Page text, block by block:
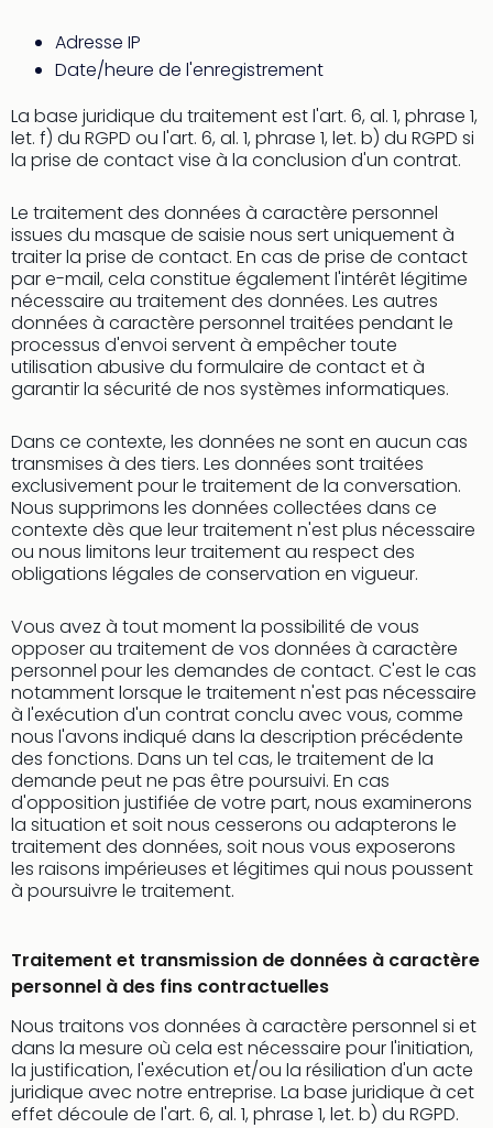
Adresse IP
Date/heure de l'enregistrement
La base juridique du traitement est l'art. 6, al. 1, phrase 1,
let. f) du RGPD ou l'art. 6, al. 1, phrase 1, let. b) du RGPD si
la prise de contact vise à la conclusion d'un contrat.
Le traitement des données à caractère personnel
issues du masque de saisie nous sert uniquement à
traiter la prise de contact. En cas de prise de contact
par e-mail, cela constitue également l'intérêt légitime
nécessaire au traitement des données. Les autres
données à caractère personnel traitées pendant le
processus d'envoi servent à empêcher toute
utilisation abusive du formulaire de contact et à
garantir la sécurité de nos systèmes informatiques.
Dans ce contexte, les données ne sont en aucun cas
transmises à des tiers. Les données sont traitées
exclusivement pour le traitement de la conversation.
Nous supprimons les données collectées dans ce
contexte dès que leur traitement n'est plus nécessaire
ou nous limitons leur traitement au respect des
obligations légales de conservation en vigueur.
Vous avez à tout moment la possibilité de vous
opposer au traitement de vos données à caractère
personnel pour les demandes de contact. C'est le cas
notamment lorsque le traitement n'est pas nécessaire
à l'exécution d'un contrat conclu avec vous, comme
nous l'avons indiqué dans la description précédente
des fonctions. Dans un tel cas, le traitement de la
demande peut ne pas être poursuivi. En cas
d'opposition justifiée de votre part, nous examinerons
la situation et soit nous cesserons ou adapterons le
traitement des données, soit nous vous exposerons
les raisons impérieuses et légitimes qui nous poussent
à poursuivre le traitement.
Traitement et transmission de données à caractère
personnel à des fins contractuelles
Nous traitons vos données à caractère personnel si et
dans la mesure où cela est nécessaire pour l'initiation,
la justification, l'exécution et/ou la résiliation d'un acte
juridique avec notre entreprise. La base juridique à cet
effet découle de l'art. 6, al. 1, phrase 1, let. b) du RGPD.